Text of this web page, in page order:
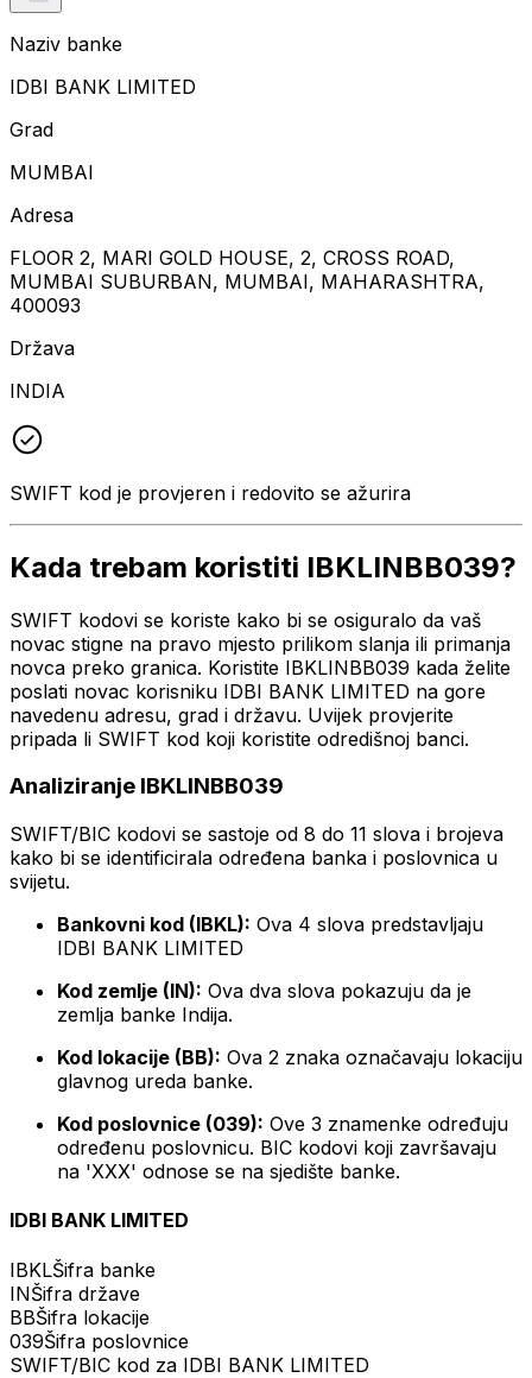
Naziv banke
IDBI BANK LIMITED
Grad
MUMBAI
Adresa
FLOOR 2, MARI GOLD HOUSE, 2, CROSS ROAD,
MUMBAI SUBURBAN, MUMBAI, MAHARASHTRA,
400093
Država
INDIA
SWIFT kod je provjeren i redovito se ažurira
Kada trebam koristiti IBKLINBB039?
SWIFT kodovi se koriste kako bi se osiguralo da vaš
novac stigne na pravo mjesto prilikom slanja ili primanja
novca preko granica. Koristite IBKLINBB039 kada želite
poslati novac korisniku IDBI BANK LIMITED na gore
navedenu adresu, grad i državu. Uvijek provjerite
pripada li SWIFT kod koji koristite odredišnoj banci.
Analiziranje IBKLINBB039
SWIFT/BIC kodovi se sastoje od 8 do 11 slova i brojeva
kako bi se identificirala određena banka i poslovnica u
svijetu.
Bankovni kod (IBKL): Ova 4 slova predstavljaju
IDBI BANK LIMITED
Kod zemlje (IN): Ova dva slova pokazuju da je
zemlja banke Indija.
Kod lokacije (BB): Ova 2 znaka označavaju lokaciju
glavnog ureda banke.
Kod poslovnice (039): Ove 3 znamenke određuju
određenu poslovnicu. BIC kodovi koji završavaju
na 'XXX' odnose se na sjedište banke.
IDBI BANK LIMITED
IBKLŠifra banke
INŠifra države
BBŠifra lokacije
039Šifra poslovnice
SWIFT/BIC kod za IDBI BANK LIMITED